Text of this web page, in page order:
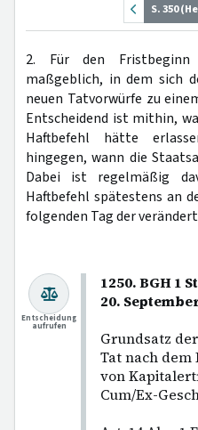
S. 350
2. Für den
maßgeblich, in dem sich
neuen Tatvorwürfe zu
Entscheidend ist mithin,
Haftbefehl hätte
hingegen, wann die
Dabei ist regelmäßig
Haftbefehl spätestens an
folgenden Tag der
1250. BGH 1
20.
Grundsatz
Tat nach
von
Cum/Ex-
Entscheidung
aufrufen